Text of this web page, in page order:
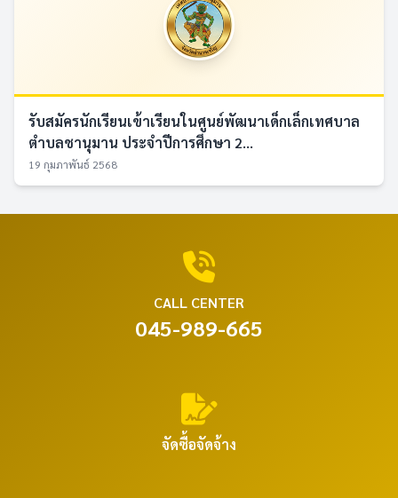
รับสมัครนักเรียนเข้าเรียนในศูนย์พัฒนาเด็กเล็กเทศบาล
ตำบลชานุมาน ประจำปีการศึกษา 2...
19 กุมภาพันธ์ 2568
CALL CENTER
045-989-665
จัดซื้อจัดจ้าง